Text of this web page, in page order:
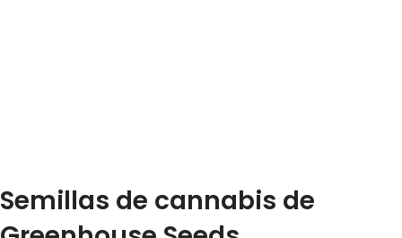
Semillas de cannabis de